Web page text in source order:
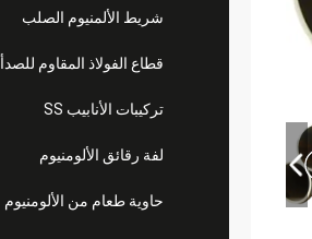
شريط الألمنيوم الصلب
قطاع الفولاذ المقاوم للصدأ
تركيبات الأنابيب SS
لفة رقائق الألومنيوم
حاوية طعام من الألومنيوم